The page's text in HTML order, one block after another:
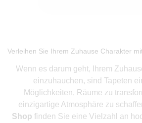
Verleihen Sie Ihrem Zuhause Charakter
Wenn es darum geht, Ihrem
einzuhauchen, sind Tapeten
Möglichkeiten, Räume zu
einzigartige Atmosphäre zu
Shop finden Sie eine Vielzahl an